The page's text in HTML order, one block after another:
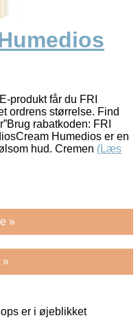
produkt får du FRI
ordrens størrelse. Find
rabatkoden: FRI
Humedios er en
hud. Cremen (Læs
»
»
er i øjeblikket